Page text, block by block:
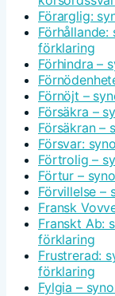
Förarglig:
förklaring
Förhindra –
Förnöjt –
Försäkra –
Försäkran –
Försvar:
Förtrolig –
Förtur –
Förvillelse –
Fransk
Franskt Ab:
förklaring
Frustrerad:
förklaring
Fylgia –